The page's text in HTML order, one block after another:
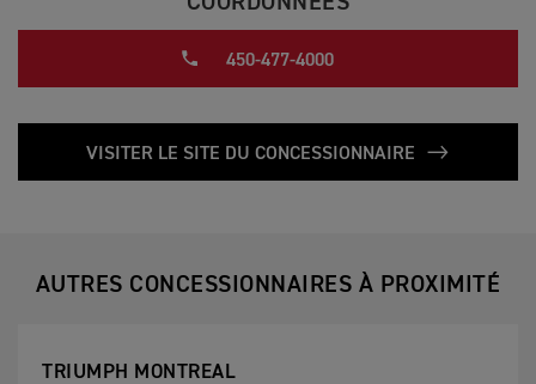
450-477-4000
VISITER LE SITE DU CONCESSIONNAIRE
AUTRES CONCESSIONNAIRES À PROXIMITÉ
TRIUMPH MONTREAL